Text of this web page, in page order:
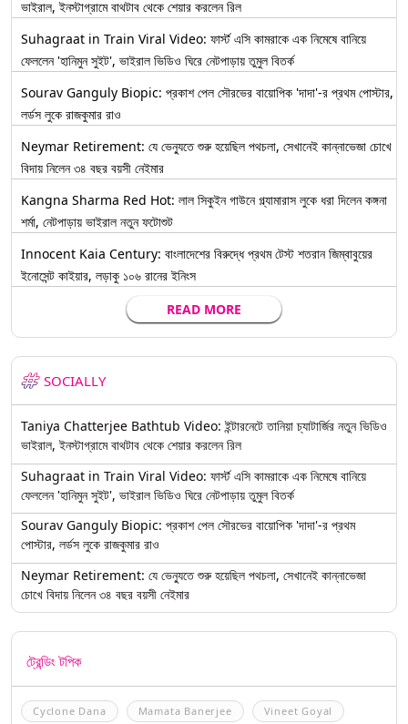
ভাইরাল, ইনস্টাগ্রামে বাথটাব থেকে শেয়ার করলেন রিল
Suhagraat in Train Viral Video: ফার্স্ট এসি কামরাকে এক নিমেষে বানিয়ে
ফেললেন 'হানিমুন সুইট', ভাইরাল ভিডিও ঘিরে নেটপাড়ায় তুমুল বিতর্ক
Sourav Ganguly Biopic: প্রকাশ পেল সৌরভের বায়োপিক 'দাদা'-র প্রথম পোস্টার,
লর্ডস লুকে রাজকুমার রাও
Neymar Retirement: যে ভেন্যুতে শুরু হয়েছিল পথচলা, সেখানেই কান্নাভেজা চোখে
বিদায় নিলেন ৩৪ বছর বয়সী নেইমার
Kangna Sharma Red Hot: লাল সিকুইন গাউনে গ্ল্যামারাস লুকে ধরা দিলেন কঙ্গনা
শর্মা, নেটপাড়ায় ভাইরাল নতুন ফটোশুট
Innocent Kaia Century: বাংলাদেশের বিরুদ্ধে প্রথম টেস্ট শতরান জিম্বাবুয়ের
ইনোসেন্ট কাইয়ার, লড়াকু ১০৬ রানের ইনিংস
READ MORE
SOCIALLY
Taniya Chatterjee Bathtub Video: ইন্টারনেটে তানিয়া চ্যাটার্জির নতুন ভিডিও
ভাইরাল, ইনস্টাগ্রামে বাথটাব থেকে শেয়ার করলেন রিল
Suhagraat in Train Viral Video: ফার্স্ট এসি কামরাকে এক নিমেষে বানিয়ে
ফেললেন 'হানিমুন সুইট', ভাইরাল ভিডিও ঘিরে নেটপাড়ায় তুমুল বিতর্ক
Sourav Ganguly Biopic: প্রকাশ পেল সৌরভের বায়োপিক 'দাদা'-র প্রথম
পোস্টার, লর্ডস লুকে রাজকুমার রাও
Neymar Retirement: যে ভেন্যুতে শুরু হয়েছিল পথচলা, সেখানেই কান্নাভেজা
চোখে বিদায় নিলেন ৩৪ বছর বয়সী নেইমার
ট্রেন্ডিং টপিক
Cyclone Dana Mamata Banerjee Vineet Goyal